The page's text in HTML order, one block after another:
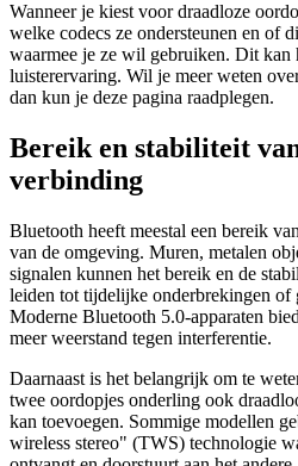
Wanneer je kiest voor draadloze
welke codecs ze ondersteunen en of
waarmee je ze wil gebruiken. Dit kan
luisterervaring. Wil je meer weten
dan kun je deze pagina raadplegen.
Bereik en stabiliteit
verbinding
Bluetooth heeft meestal een bereik
van de omgeving. Muren, metalen
signalen kunnen het bereik en de
leiden tot tijdelijke onderbrekingen of
Moderne Bluetooth 5.0-apparaten
meer weerstand tegen interferentie.
Daarnaast is het belangrijk om te
twee oordopjes onderling ook
kan toevoegen. Sommige modellen
wireless stereo" (TWS) technologie